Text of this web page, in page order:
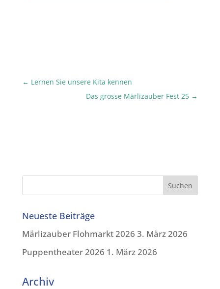
← Lernen Sie unsere Kita kennen
Das grosse Märlizauber Fest 25 →
Neueste Beiträge
Märlizauber Flohmarkt 2026 3. März 2026
Puppentheater 2026 1. März 2026
Archiv